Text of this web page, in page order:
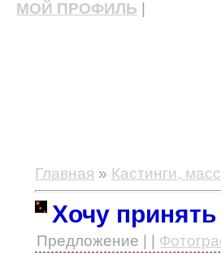
МОЙ ПРОФИЛЬ
Главная » Кастинги,
Хочу
Предложение | |